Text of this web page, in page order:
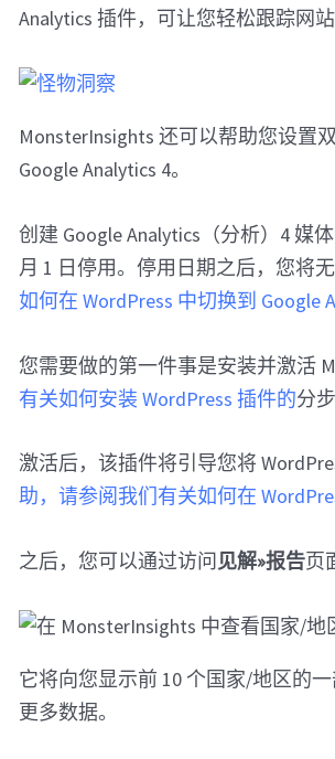
Analytics 插件，可让您轻松跟踪网站
MonsterInsights 还可以帮助您设置
Google Analytics 4。
创建 Google Analytics（分析）4 媒
月 1 日停用。停用日期之后，您将
如何在 WordPress 中切换到 Google
您需要做的第一件事是安装并激活
有关如何安装 WordPress 插件的分
激活后，该插件将引导您将
助，请参阅我们有关如何在
之后，您可以通过访问见解»报告页
它将向您显示前 10 个国家/地区的
更多数据。